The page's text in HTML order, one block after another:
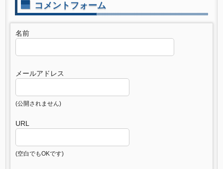
コメントフォーム
名前
メールアドレス
(公開されません)
URL
(空白でもOKです)